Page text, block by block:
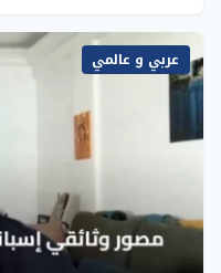
عربي و عالمي